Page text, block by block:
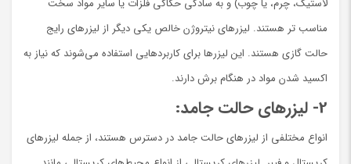
لاستیک، چرم، یا چوب) و به سادگی حکاکی فلزات یا سایر مواد سخت
مناسب تر هستند. لیزرهای نیتروژن خالص یکی دیگر از لیزرهای رایج
حالت گازی هستند. این لیزرها برای کاربردهایی استفاده می‌شوند که نیاز به
اکسید شدن مواد در هنگام برش دارند.
2- ليزرهاي حالت جامد:
انواع مختلفی از لیزرهای حالت جامد در دسترس هستند، از جمله لیزرهای